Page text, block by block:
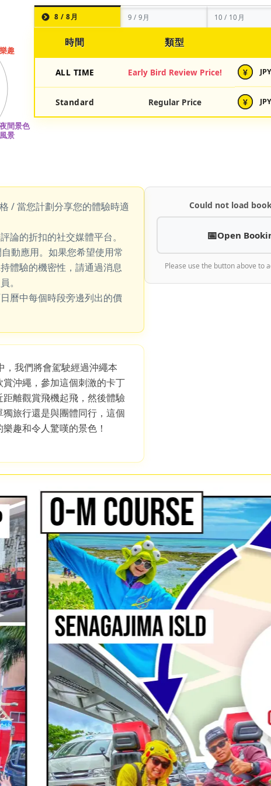
8 / 8月 9 / 9月 10 / 10月
時間 類型
ALL TIME Early Bird Review Price! ¥ JPY
Standard Regular Price ¥ JPY
/ 當您計劃分享您的體驗時適
論的折扣的社交媒體平台。
動應用。如果您希望使用常
體驗的機密性，請通過消息
。
曆中每個時段旁邊列出的價
，我們將會駕駛經過沖繩本
沖繩，參加這個刺激的卡丁
離觀賞飛機起飛，然後體驗
旅行還是與團體同行，這個
趣和令人驚嘆的景色！
Could not load
Open
Please use the button above to